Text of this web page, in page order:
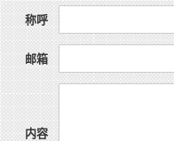
称呼
邮箱
内容